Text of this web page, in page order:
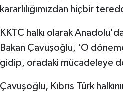
kararlılığımızdan hiçbir
KKTC halkı olarak
Bakan Çavuşoğlu, 'O
gidip, oradaki mücadeleye
Çavuşoğlu, Kıbrıs Türk